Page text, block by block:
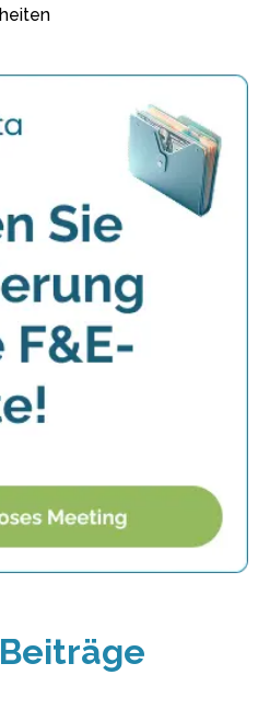
Beiträge